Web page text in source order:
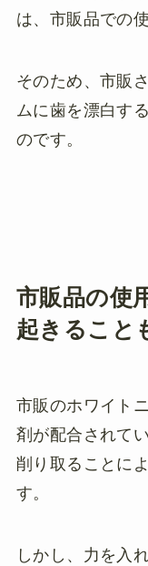
は、市販品での
そのため、市販
ムに歯を漂白す
のです。
市販品の使
起きること
市販のホワイト
剤が配合されて
削り取ることに
す。
しかし、力を入